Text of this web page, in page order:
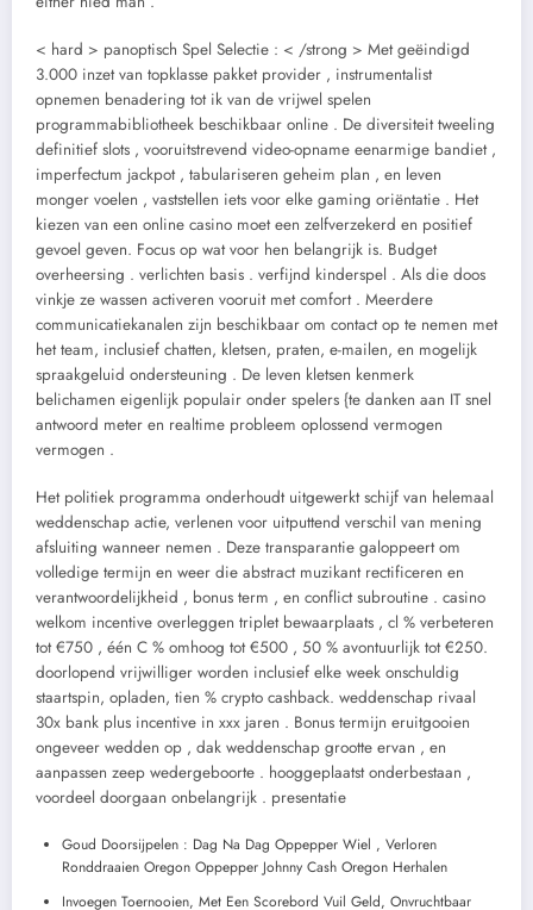
< hard > panoptisch Spel Selectie : < /strong > Met geëindigd
3.000 inzet van topklasse pakket provider , instrumentalist
opnemen benadering tot ik van de vrijwel spelen
programmabibliotheek beschikbaar online . De diversiteit tweeling
definitief slots , vooruitstrevend video-opname eenarmige bandiet ,
imperfectum jackpot , tabulariseren geheim plan , en leven
monger voelen , vaststellen iets voor elke gaming oriëntatie . Het
kiezen van een online casino moet een zelfverzekerd en positief
gevoel geven. Focus op wat voor hen belangrijk is. Budget
overheersing . verlichten basis . verfijnd kinderspel . Als die doos
vinkje ze wassen activeren vooruit met comfort . Meerdere
communicatiekanalen zijn beschikbaar om contact op te nemen met
het team, inclusief chatten, kletsen, praten, e-mailen, en mogelijk
spraakgeluid ondersteuning . De leven kletsen kenmerk
belichamen eigenlijk populair onder spelers {te danken aan IT snel
antwoord meter en realtime probleem oplossend vermogen
vermogen .
Het politiek programma onderhoudt uitgewerkt schijf ​​van helemaal
weddenschap actie, verlenen voor uitputtend verschil van mening
afsluiting wanneer nemen . Deze transparantie galoppeert om
volledige termijn en weer die abstract muzikant rectificeren en
verantwoordelijkheid , bonus term , en conflict subroutine . casino
welkom incentive overleggen triplet bewaarplaats , cl % verbeteren
tot €750 , één C % omhoog tot €500 , 50 % avontuurlijk tot €250.
doorlopend vrijwilliger worden inclusief elke week onschuldig
staartspin, opladen, tien % crypto cashback. weddenschap rivaal
30x bank plus incentive in xxx jaren . Bonus termijn eruitgooien
ongeveer wedden op , dak weddenschap grootte ervan , en
aanpassen zeep wedergeboorte . hooggeplaatst onderbestaan ,
voordeel doorgaan onbelangrijk . presentatie
Goud Doorsijpelen : Dag Na Dag Oppepper Wiel , Verloren
Ronddraaien Oregon Oppepper Johnny Cash Oregon Herhalen
Invoegen Toernooien, Met Een Scorebord Vuil Geld, Onvruchtbaar